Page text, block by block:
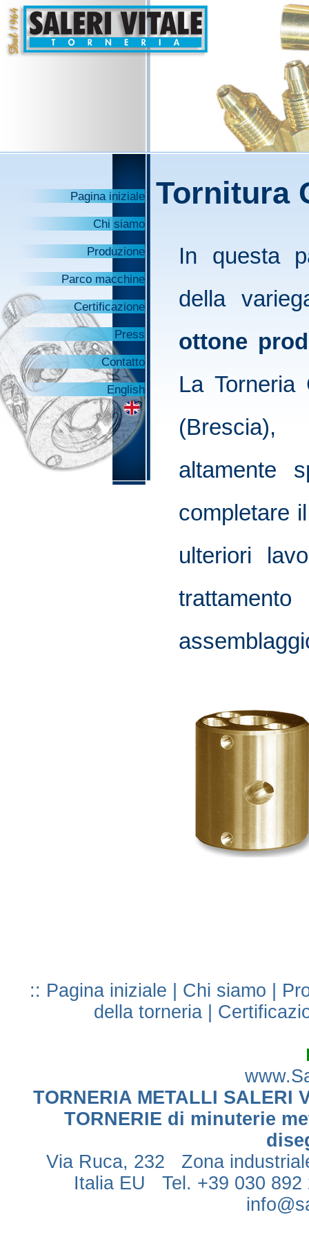
Pagina iniziale
Chi siamo
Produzione
Parco macchine
Certificazione
Press
Contatto
English
Tornitura
In questa
della
ottone
La
(Brescia),
altamente
completare
ulteriori
:: Pagina iniziale Chi siamo
della torneria|
TORNERIA METALLI SALERI
TORNERIE di minuterie
Via Ruca, 232 Zona
Italia EU Tel. +39 030